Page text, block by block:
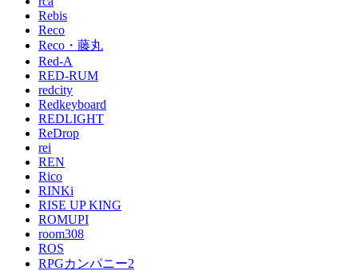
Rebis
Reco
Reco・藤丸
Red-A
RED-RUM
redcity
Redkeyboard
REDLIGHT
ReDrop
rei
REN
Rico
RINKi
RISE UP KING
ROMUPI
room308
ROS
RPGカンパニー2